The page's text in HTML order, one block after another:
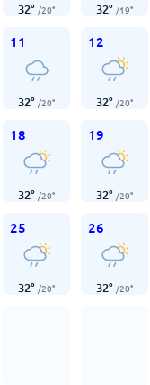
32° /20° 32° /19°
11
32° /20°
12
32° /20°
18
32° /20°
19
32° /20°
25
32° /20°
26
32° /20°